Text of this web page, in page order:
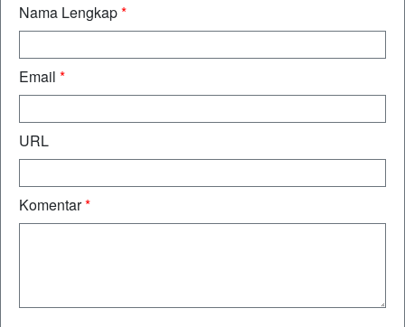
Nama Lengkap*
Email *
URL
Komentar*